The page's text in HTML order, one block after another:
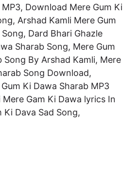
Download Mere Gum Ki
Arshad Kamli Mere Gum
Dard Bhari Ghazle
Sharab Song, Mere Gum
Song By Arshad Kamli, Mere
Song Download,
Ki Dawa Sharab MP3
Gam Ki Dawa lyrics In
Ki Dava Sad Song,